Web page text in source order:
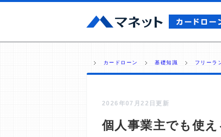
カードローン 基礎知識 フリーラ
2026年07月22日更新
個人事業主でも使